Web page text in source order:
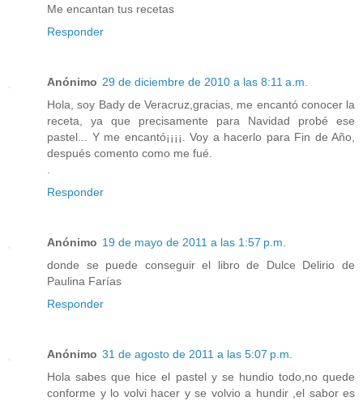
Me encantan tus recetas
Responder
Anónimo 29 de diciembre de 2010 a las 8:11 a.m.
Hola, soy Bady de Veracruz,gracias, me encantó conocer la
receta, ya que precisamente para Navidad probé ese
pastel... Y me encantó¡¡¡¡. Voy a hacerlo para Fin de Año,
después comento como me fué.
Responder
Anónimo 19 de mayo de 2011 a las 1:57 p.m.
donde se puede conseguir el libro de Dulce Delirio de
Paulina Farías
Responder
Anónimo 31 de agosto de 2011 a las 5:07 p.m.
Hola sabes que hice el pastel y se hundio todo,no quede
conforme y lo volvi hacer y se volvio a hundir ,el sabor es